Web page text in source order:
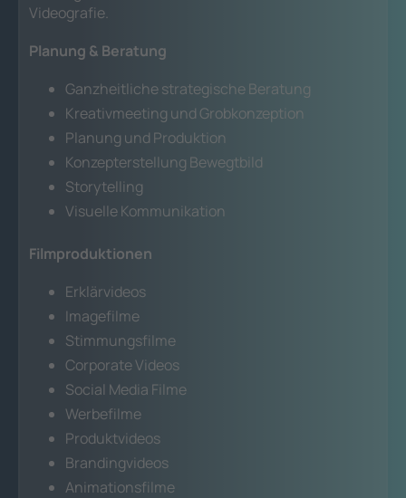
Videografie.
Planung & Beratung
Ganzheitliche strategische Beratung
Kreativmeeting und Grobkonzeption
Planung und Produktion
Konzepterstellung Bewegtbild
Storytelling
Visuelle Kommunikation
Filmproduktionen
Erklärvideos
Imagefilme
Stimmungsfilme
Corporate Videos
Social Media Filme
Werbefilme
Produktvideos
Brandingvideos
Animationsfilme